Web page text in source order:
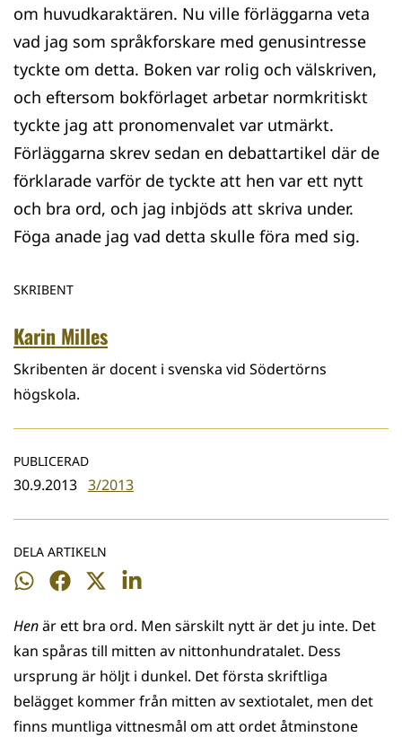
om huvudkaraktären. Nu ville förläggarna veta
vad jag som språkforskare med genusintresse
tyckte om detta. Boken var rolig och välskriven,
och eftersom bokförlaget arbetar normkritiskt
tyckte jag att pronomenvalet var utmärkt.
Förläggarna skrev sedan en debattartikel där de
förklarade varför de tyckte att hen var ett nytt
och bra ord, och jag inbjöds att skriva under.
Föga anade jag vad detta skulle föra med sig.
SKRIBENT
Karin Milles
Skribenten är docent i svenska vid Södertörns
högskola.
PUBLICERAD
30.9.2013 3/2013
DELA ARTIKELN
Dela
WhatsApp
Dela
Facebook
Dela
Twitter
Dela
LinkedIn
Henär ett bra ord. Men särskilt nytt är det ju inte. Det
kan spåras till mitten av nittonhundratalet. Dess
ursprung är höljt i dunkel. Det första skriftliga
belägget kommer från mitten av sextiotalet, men det
finns muntliga vittnesmål om att ordet åtminstone